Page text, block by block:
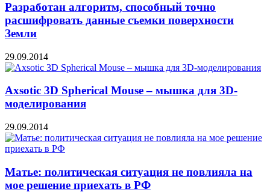
Разработан алгоритм, способный точно
расшифровать данные съемки поверхности
Земли
29.09.2014
Axsotic 3D Spherical Mouse – мышка для 3D-
моделирования
29.09.2014
Матье: политическая ситуация не повлияла на
мое решение приехать в РФ